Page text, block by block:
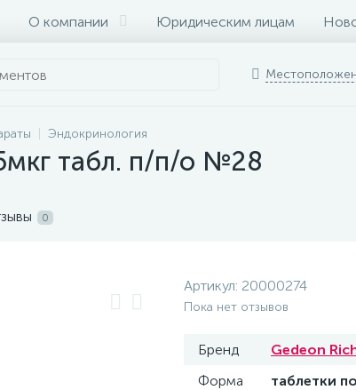
О компании Юридическим лицам
Эндокринология
табл. п/п/о №28
0
Артикул: 20000274
Пока нет отзывов
Бренд
Gedeon
Форма
таблетки